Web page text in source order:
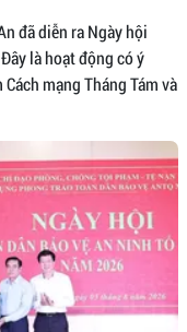
đã diễn ra Ngày hội
là hoạt động có ý
mạng Tháng Tám và